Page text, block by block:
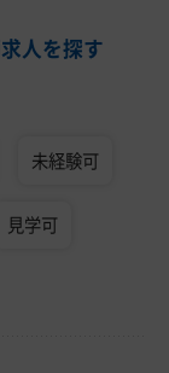
人を探す
未経験可
見学可